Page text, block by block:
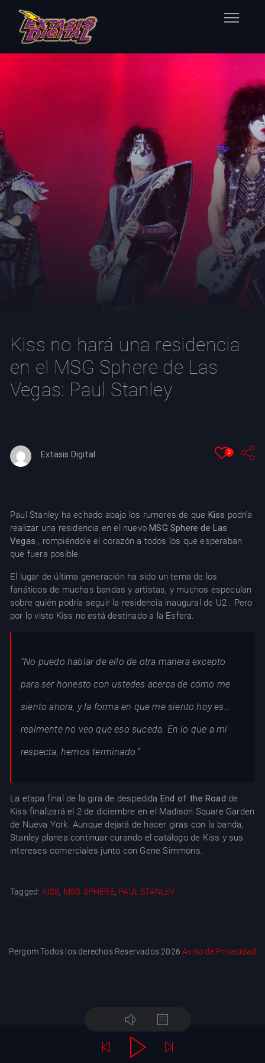
Nuestras Estaciones
Datos Éxtasis
Contacto
Kiss no hará una residencia
en el MSG Sphere de Las
Vegas: Paul Stanley
Extasis Digital 0
Paul Stanley ha echado abajo los rumores de que Kiss podría
realizar una residencia en el nuevoMSG Sphere de Las
Vegas , rompiéndole el corazón a todos los que esperaban
que fuera posible.
El lugar de última generación ha sido un tema de los
fanáticos de muchas bandas y artistas, y muchos especulan
sobre quién podría seguir la residencia inaugural de U2 . Pero
por lo visto Kiss no está destinado a la Esfera.
“No puedo hablar de ello de otra manera excepto
para ser honesto con ustedes acerca de cómo me
siento ahora, y la forma en que me siento hoy es…
realmente no veo que eso suceda. En lo que a mí
respecta, hemos terminado.”
La etapa final de la gira de despedida End of the Road de
Kiss finalizará el 2 de diciembre en el Madison Square Garden
de Nueva York. Aunque dejará de hacer giras con la banda,
Stanley planea continuar curando el catálogo de Kiss y sus
intereses comerciales junto con Gene Simmons.
Tagged: KISS, MSG SPHERE, PAUL STANLEY
Pergom Todos los derechos Reservados 2026Aviso de Privacidad